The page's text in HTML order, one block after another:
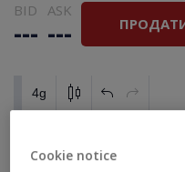
BID
---
ASK
---
Cookie notice